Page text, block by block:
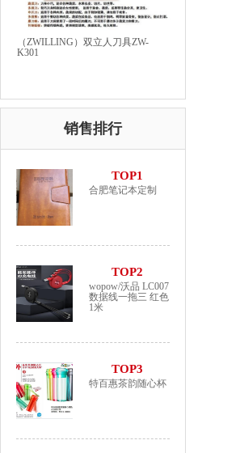
（ZWILLING）双立人刀具ZW-
K301
销售排行
TOP1
合肥笔记本定制
TOP2
wopow/沃品 LC007
数据线一拖三 红色
1米
TOP3
特百惠茶韵随心杯